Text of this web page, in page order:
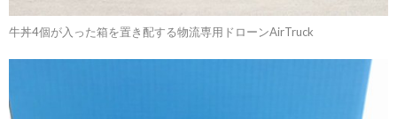
牛丼4個が入った箱を置き配する物流専用ドローンAirTruck